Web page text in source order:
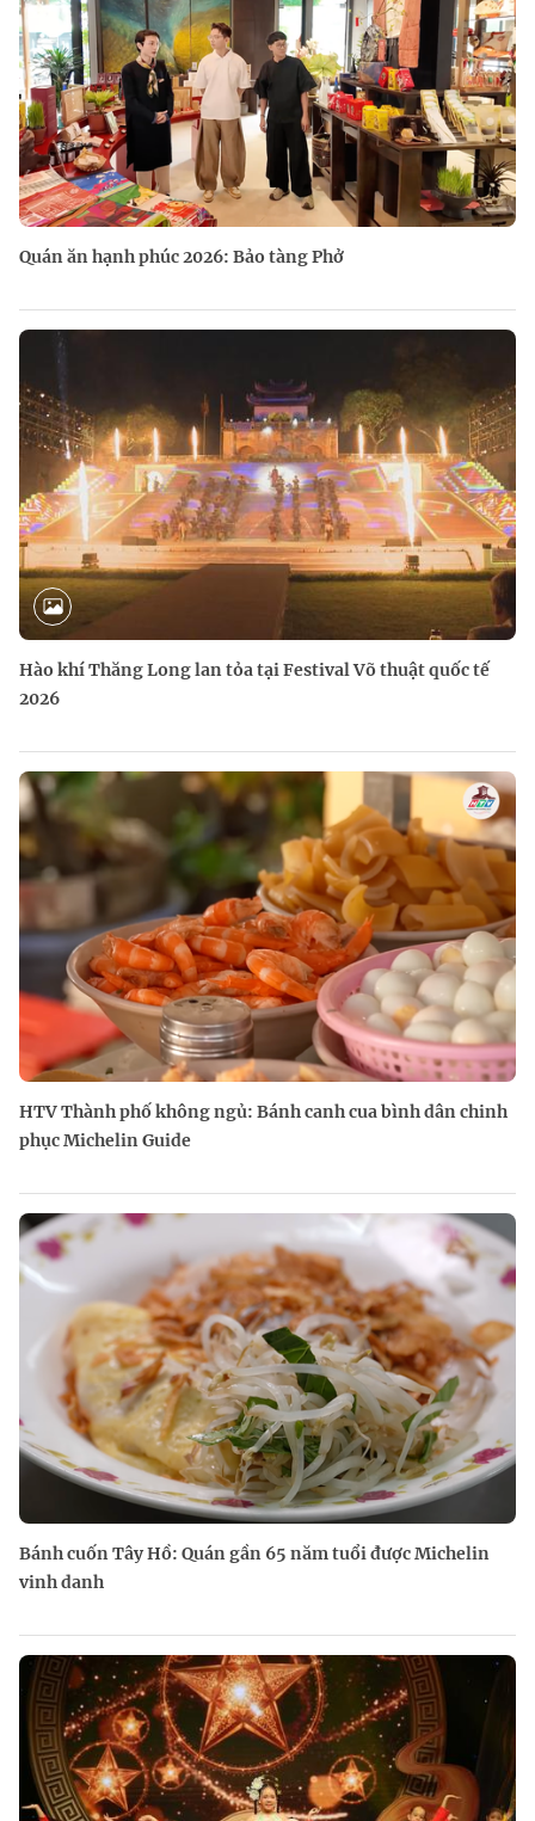
Quán ăn hạnh phúc 2026: Bảo tàng Phở
Hào khí Thăng Long lan tỏa tại Festival Võ thuật quốc tế
2026
HTV Thành phố không ngủ: Bánh canh cua bình dân chinh
phục Michelin Guide
Bánh cuốn Tây Hồ: Quán gần 65 năm tuổi được Michelin
vinh danh